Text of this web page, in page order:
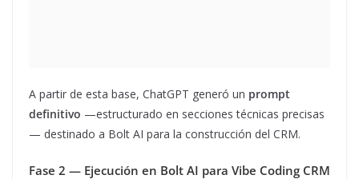
A partir de esta base, ChatGPT generó un prompt
definitivo —estructurado en secciones técnicas precisas
— destinado a Bolt AI para la construcción del CRM.
Fase 2 — Ejecución en Bolt AI para Vibe Coding CRM